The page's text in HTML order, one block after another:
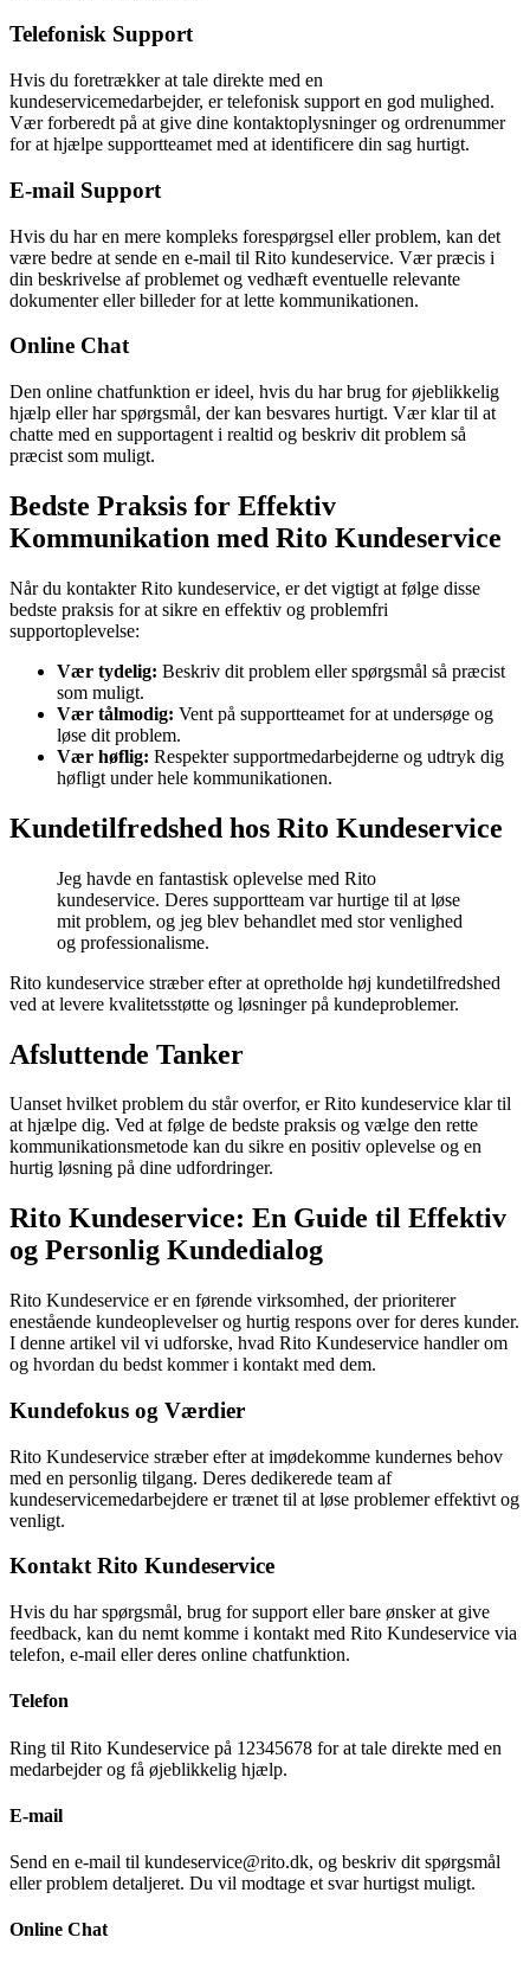
Telefonisk Support
Hvis du foretrækker at tale direkte med en
kundeservicemedarbejder, er telefonisk support en god mulighed.
Vær forberedt på at give dine kontaktoplysninger og ordrenummer
for at hjælpe supportteamet med at identificere din sag hurtigt.
E-mail Support
Hvis du har en mere kompleks forespørgsel eller problem, kan det
være bedre at sende en e-mail til Rito kundeservice. Vær præcis i
din beskrivelse af problemet og vedhæft eventuelle relevante
dokumenter eller billeder for at lette kommunikationen.
Online Chat
Den online chatfunktion er ideel, hvis du har brug for øjeblikkelig
hjælp eller har spørgsmål, der kan besvares hurtigt. Vær klar til at
chatte med en supportagent i realtid og beskriv dit problem så
præcist som muligt.
Bedste Praksis for Effektiv
Kommunikation med Rito Kundeservice
Når du kontakter Rito kundeservice, er det vigtigt at følge disse
bedste praksis for at sikre en effektiv og problemfri
supportoplevelse:
Vær tydelig: Beskriv dit problem eller spørgsmål så præcist
som muligt.
Vær tålmodig: Vent på supportteamet for at undersøge og
løse dit problem.
Vær høflig: Respekter supportmedarbejderne og udtryk dig
høfligt under hele kommunikationen.
Kundetilfredshed hos Rito Kundeservice
Jeg havde en fantastisk oplevelse med Rito
kundeservice. Deres supportteam var hurtige til at løse
mit problem, og jeg blev behandlet med stor venlighed
og professionalisme.
Rito kundeservice stræber efter at opretholde høj kundetilfredshed
ved at levere kvalitetsstøtte og løsninger på kundeproblemer.
Afsluttende Tanker
Uanset hvilket problem du står overfor, er Rito kundeservice klar til
at hjælpe dig. Ved at følge de bedste praksis og vælge den rette
kommunikationsmetode kan du sikre en positiv oplevelse og en
hurtig løsning på dine udfordringer.
Rito Kundeservice: En Guide til Effektiv
og Personlig Kundedialog
Rito Kundeservice er en førende virksomhed, der prioriterer
enestående kundeoplevelser og hurtig respons over for deres kunder.
I denne artikel vil vi udforske, hvad Rito Kundeservice handler om
og hvordan du bedst kommer i kontakt med dem.
Kundefokus og Værdier
Rito Kundeservice stræber efter at imødekomme kundernes behov
med en personlig tilgang. Deres dedikerede team af
kundeservicemedarbejdere er trænet til at løse problemer effektivt og
venligt.
Kontakt Rito Kundeservice
Hvis du har spørgsmål, brug for support eller bare ønsker at give
feedback, kan du nemt komme i kontakt med Rito Kundeservice via
telefon, e-mail eller deres online chatfunktion.
Telefon
Ring til Rito Kundeservice på 12345678 for at tale direkte med en
medarbejder og få øjeblikkelig hjælp.
E-mail
Send en e-mail til kundeservice@rito.dk, og beskriv dit spørgsmål
eller problem detaljeret. Du vil modtage et svar hurtigst muligt.
Online Chat